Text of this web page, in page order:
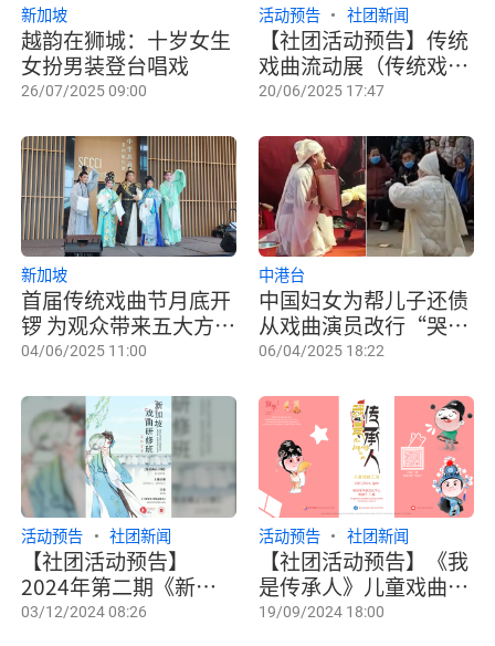
越韵在狮城：十岁女生
女扮男装登台唱戏
新加坡
26/07/2025 09:00
【社团活动预告】传统
戏曲流动展（传统戏曲
节2025）
活动预告 社团新闻
20/06/2025 17:47
首届传统戏曲节月底开
锣 为观众带来五大方言
剧种演出
新加坡
04/06/2025 11:00
中国妇女为帮儿子还债
从戏曲演员改行“哭
灵”
中港台
06/04/2025 18:22
【社团活动预告】
2024年第二期《新加
坡戏曲研修班》
活动预告 社团新闻
03/12/2024 08:26
【社团活动预告】《我
是传承人》儿童戏曲汇
演
活动预告 社团新闻
19/09/2024 18:00